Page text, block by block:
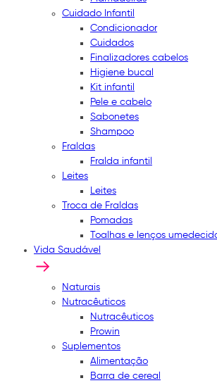
Cuidado Infantil
Condicionador
Cuidados
Finalizadores cabelos
Higiene bucal
Kit infantil
Pele e cabelo
Sabonetes
Shampoo
Fraldas
Fralda infantil
Leites
Leites
Troca de Fraldas
Pomadas
Toalhas e lenços
Vida Saudável
Naturais
Nutracêuticos
Nutracêuticos
Prowin
Suplementos
Alimentação
Barra de cereal